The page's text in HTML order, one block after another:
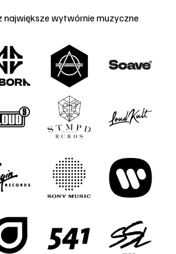
największe wytwórnie muzyczne